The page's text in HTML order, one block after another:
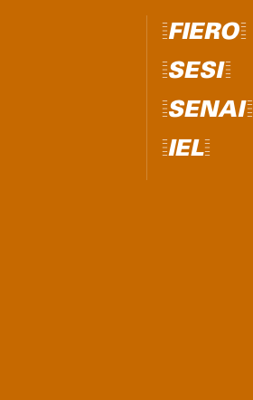
=FIERO=
=SESI=
=SENAI=
=IEL=